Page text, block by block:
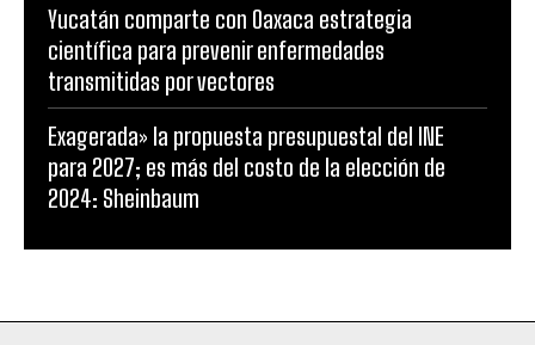
Yucatán comparte con Oaxaca estrategia
científica para prevenir enfermedades
transmitidas por vectores
Exagerada» la propuesta presupuestal del INE
para 2027; es más del costo de la elección de
2024: Sheinbaum